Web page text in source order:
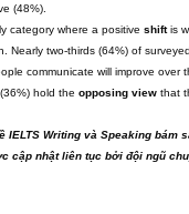
(48%).
category where a positiveshiftis
Nearly two-thirds (64%) of
communicate will improve over
hold theopposing view that
IELTS Writing và Speaking bám
cập nhật liên tục bởi đội ngũ